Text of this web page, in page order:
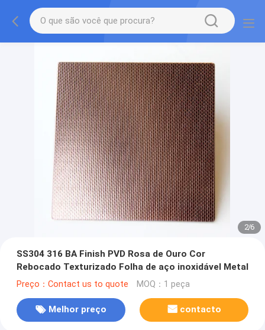
2/6
SS304 316 BA Finish PVD Rosa de Ouro Cor
Rebocado Texturizado Folha de aço inoxidável Metal
Preço：Contact us to quote MOQ：1 peça
Melhor preço contacto